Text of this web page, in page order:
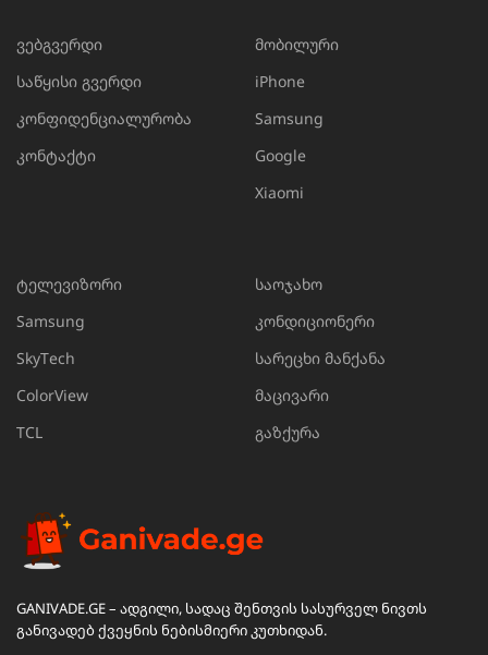
ვებგვერდი
საწყისი გვერდი
კონფიდენციალურობა
კონტაქტი
მობილური
iPhone
Samsung
Google
Xiaomi
ტელევიზორი
Samsung
SkyTech
ColorView
TCL
საოჯახო
კონდიციონერი
სარეცხი მანქანა
მაცივარი
გაზქურა
GANIVADE.GE – ადგილი, სადაც შენთვის სასურველ ნივთს
განივადებ ქვეყნის ნებისმიერი კუთხიდან.